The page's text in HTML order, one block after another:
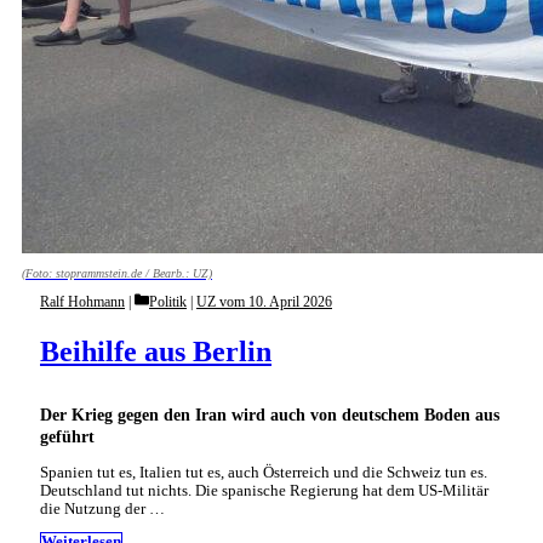
(Foto: stoprammstein.de / Bearb.: UZ)
Der Krieg gegen den Iran wird auch von deutschem Boden aus
geführt
Beihilfe aus Berlin
Ralf Hohmann Categories
Politik UZ vom 10. April 2026
Spanien tut es, Italien tut es, auch Österreich und die Schweiz tun es.
Deutschland tut nichts. Die spanische Regierung hat dem US-Militär
die Nutzung der …